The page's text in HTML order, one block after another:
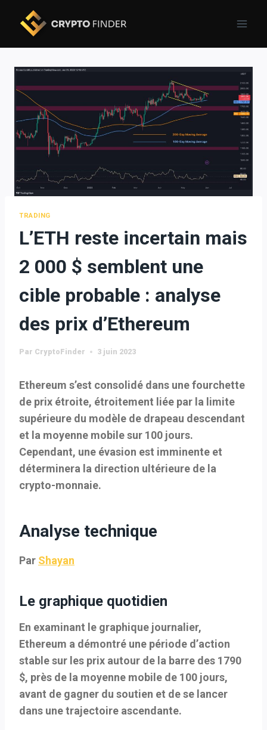
content
TRADING
L’ETH reste incertain mais
2 000 $ semblent une
cible probable : analyse
des prix d’Ethereum
Par CryptoFinder 3 juin 2023
Ethereum s’est consolidé dans une fourchette
de prix étroite, étroitement liée par la limite
supérieure du modèle de drapeau descendant
et la moyenne mobile sur 100 jours.
Cependant, une évasion est imminente et
déterminera la direction ultérieure de la
crypto-monnaie.
Analyse technique
Par Shayan
Le graphique quotidien
En examinant le graphique journalier,
Ethereum a démontré une période d’action
stable sur les prix autour de la barre des 1790
$, près de la moyenne mobile de 100 jours,
avant de gagner du soutien et de se lancer
dans une trajectoire ascendante.